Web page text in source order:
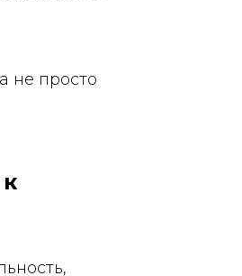
не просто